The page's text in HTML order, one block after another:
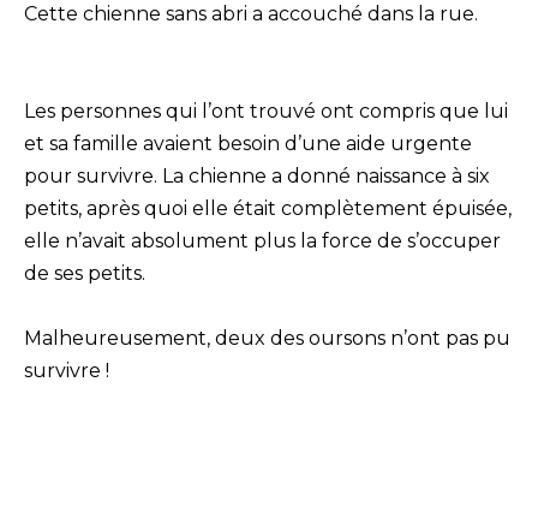
Cette chienne sans abri a accouché dans la rue.
Les personnes qui l’ont trouvé ont compris que lui
et sa famille avaient besoin d’une aide urgente
pour survivre. La chienne a donné naissance à six
petits, après quoi elle était complètement épuisée,
elle n’avait absolument plus la force de s’occuper
de ses petits.
Malheureusement, deux des oursons n’ont pas pu
survivre !